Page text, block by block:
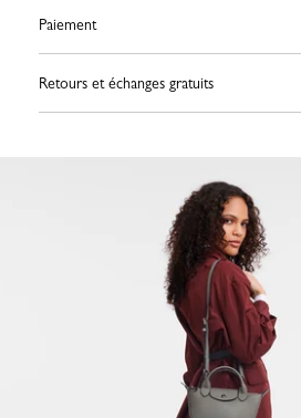
Paiement
Retours et échanges gratuits